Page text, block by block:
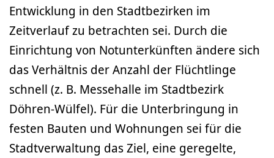
Entwicklung in den Stadtbezirken im
Zeitverlauf zu betrachten sei. Durch die
Einrichtung von Notunterkünften ändere sich
das Verhältnis der Anzahl der Flüchtlinge
schnell (z. B. Messehalle im Stadtbezirk
Döhren-Wülfel). Für die Unterbringung in
festen Bauten und Wohnungen sei für die
Stadtverwaltung das Ziel, eine geregelte,